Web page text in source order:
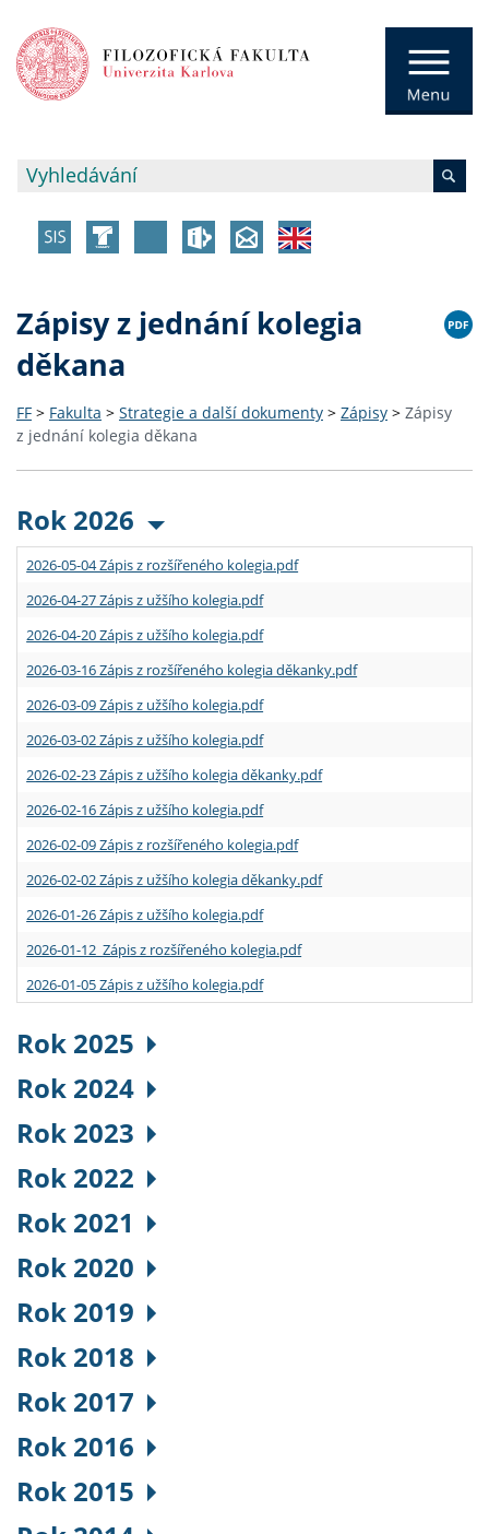
Zápisy z jednání kolegia
děkana
FF > Fakulta > Strategie a další dokumenty > Zápisy > Zápisy
z jednání kolegia děkana
Rok 2026
2026-05-04 Zápis z rozšířeného kolegia.pdf
2026-04-27 Zápis z užšího kolegia.pdf
2026-04-20 Zápis z užšího kolegia.pdf
2026-03-16 Zápis z rozšířeného kolegia děkanky.pdf
2026-03-09 Zápis z užšího kolegia.pdf
2026-03-02 Zápis z užšího kolegia.pdf
2026-02-23 Zápis z užšího kolegia děkanky.pdf
2026-02-16 Zápis z užšího kolegia.pdf
2026-02-09 Zápis z rozšířeného kolegia.pdf
2026-02-02 Zápis z užšího kolegia děkanky.pdf
2026-01-26 Zápis z užšího kolegia.pdf
2026-01-12 Zápis z rozšířeného kolegia.pdf
2026-01-05 Zápis z užšího kolegia.pdf
Rok 2025
Rok 2024
Rok 2023
Rok 2022
Rok 2021
Rok 2020
Rok 2019
Rok 2018
Rok 2017
Rok 2016
Rok 2015